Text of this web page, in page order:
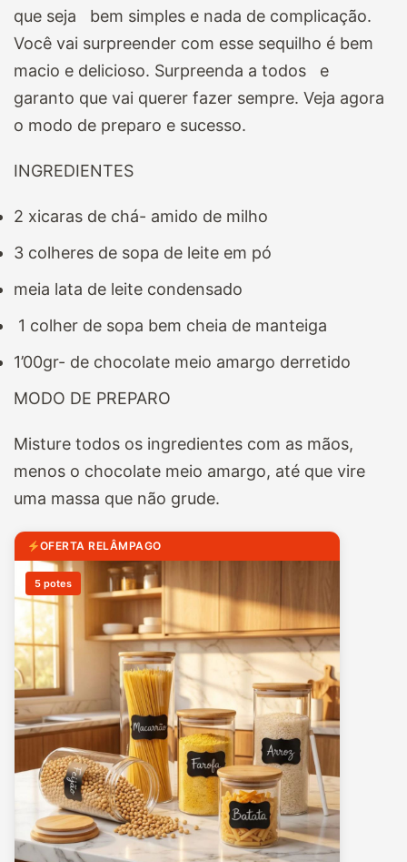
que seja bem simples e nada de complicação.
Você vai surpreender com esse sequilho é bem
macio e delicioso. Surpreenda a todos e
garanto que vai querer fazer sempre. Veja agora
o modo de preparo e sucesso.
INGREDIENTES
2 xicaras de chá- amido de milho
3 colheres de sopa de leite em pó
meia lata de leite condensado
1 colher de sopa bem cheia de manteiga
1’00gr- de chocolate meio amargo derretido
MODO DE PREPARO
Misture todos os ingredientes com as mãos,
menos o chocolate meio amargo, até que vire
uma massa que não grude.
OFERTA RELÂMPAGO
5 potes